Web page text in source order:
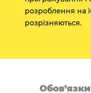
розроблення на
розрізняються.
Обов’язки